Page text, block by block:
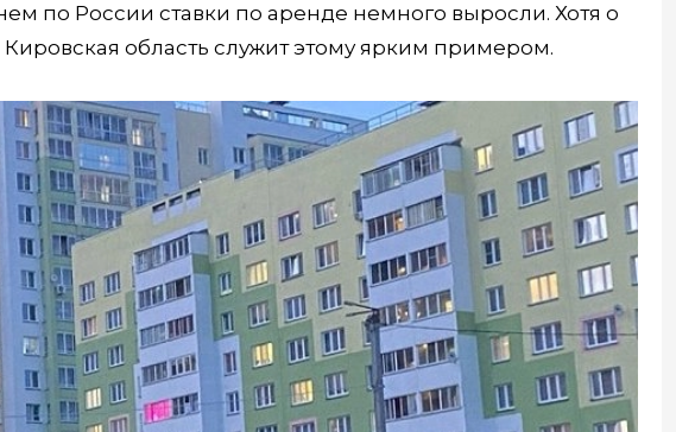
по России ставки по аренде немного выросли. Хотя о
область служит этому ярким примером.